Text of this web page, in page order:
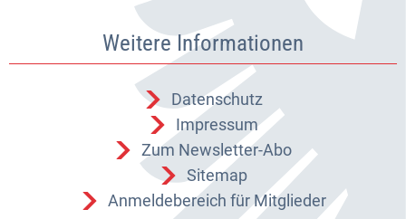
Weitere Informationen
Datenschutz
Impressum
Zum Newsletter-Abo
Sitemap
Anmeldebereich für Mitglieder